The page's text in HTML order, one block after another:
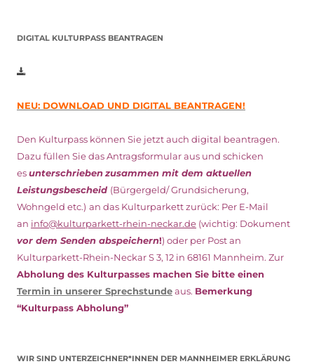
DIGITAL KULTURPASS BEANTRAGEN
NEU: DOWNLOAD UND DIGITAL BEANTRAGEN!
Den Kulturpass können Sie jetzt auch digital beantragen.
Dazu füllen Sie das Antragsformular aus und schicken
esunterschriebenzusammen mit dem aktuellen
Leistungsbescheid (Bürgergeld/ Grundsicherung,
Wohngeld etc.) an das Kulturparkett zurück: Per E-Mail
an info@kulturparkett-rhein-neckar.de (wichtig: Dokument
vor dem Senden abspeichern!) oder per Post an
Kulturparkett-Rhein-Neckar S 3, 12 in 68161 Mannheim. Zur
Abholung des Kulturpasses machen Sie bitte einen
Termin in unserer Sprechstundeaus. Bemerkung
“Kulturpass Abholung”
WIR SIND UNTERZEICHNER*INNEN DER MANNHEIMER ERKLÄRUNG